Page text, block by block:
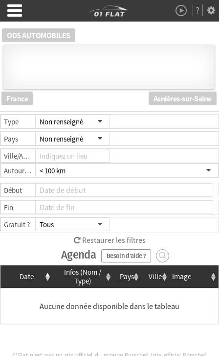
?
Démo
ODS AUTOMOBILES
France Asnières-sur-Seine
Type
Non renseigné
Pays
Non renseigné
Ville/Adresse
Autour de
< 100 km
Début
Fin
Gratuit ?
Tous
Restaurer les filtres
Agenda Besoin d'aide ?
Date
Infos (Nom /
Type)
Pays Ville Image
Aucune donnée disponible dans le tableau